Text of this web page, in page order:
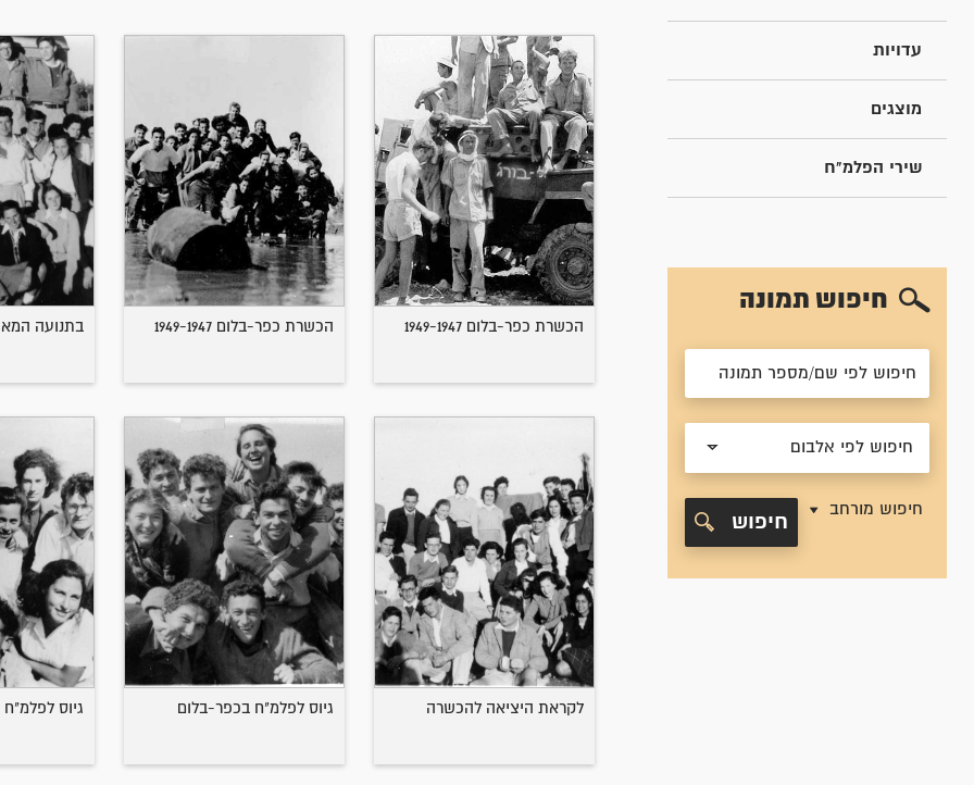
עדויות
מוצגים
שירי הפלמ"ח
חיפוש תמונה
חיפוש לפי אלבום
חיפוש מורחב
חיפוש
הכשרת כפר-בלום 1949-1947 הכשרת כפר-בלום 1949-1947 בתנועה
לקראת היציאה להכשרה גיוס לפלמ"ח בכפר-בלום גיוס